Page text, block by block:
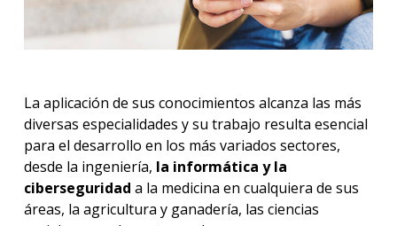
La aplicación de sus conocimientos alcanza las más
diversas especialidades y su trabajo resulta esencial
para el desarrollo en los más variados sectores,
desde la ingeniería, la informática y la
ciberseguridad a la medicina en cualquiera de sus
áreas, la agricultura y ganadería, las ciencias